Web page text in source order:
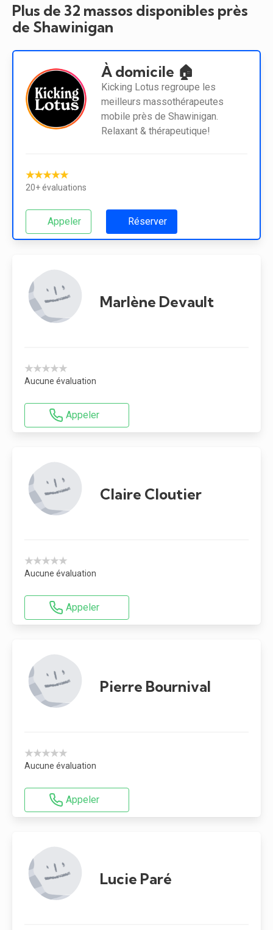
Plus de 32 massos disponibles près
de Shawinigan
À domicile 🏠
Kicking Lotus regroupe les
meilleurs massothérapeutes
mobile près de Shawinigan.
Relaxant & thérapeutique!
★★★★★
20+ évaluations
Appeler Réserver
Marlène Devault
★★★★★
Aucune évaluation
Appeler
Claire Cloutier
★★★★★
Aucune évaluation
Appeler
Pierre Bournival
★★★★★
Aucune évaluation
Appeler
Lucie Paré